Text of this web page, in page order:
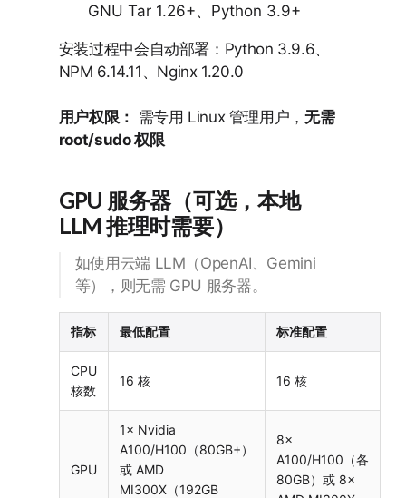
GNU Tar 1.26+、Python 3.9+
安装过程中会自动部署：Python 3.9.6、
NPM 6.14.11、Nginx 1.20.0
用户权限： 需专用 Linux 管理用户， 无需
root/sudo 权限
GPU 服务器（可选，本地
LLM 推理时需要）
如使用云端 LLM（OpenAI、Gemini
等），则无需 GPU 服务器。
指标 最低配置 标准配置
CPU
核数
16 核 16 核
GPU
1× Nvidia
A100/H100（80GB+）
或 AMD
MI300X（192GB
8×
A100/H100（各
80GB）或 8×